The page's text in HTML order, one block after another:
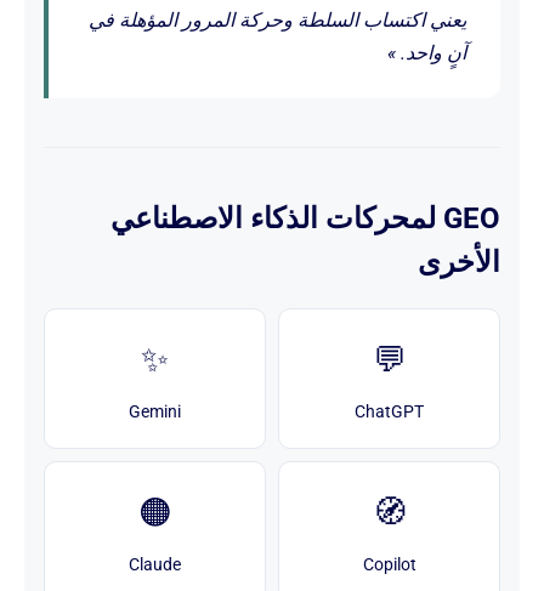
يعني اكتساب السلطة وحركة المرور المؤهلة في
آنٍ واحد. »
GEO لمحركات الذكاء الاصطناعي
الأخرى
💬
ChatGPT
✨
Gemini
🧭
Copilot
🟠
Claude